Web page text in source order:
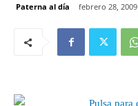
Paterna al día febrero 28, 2009